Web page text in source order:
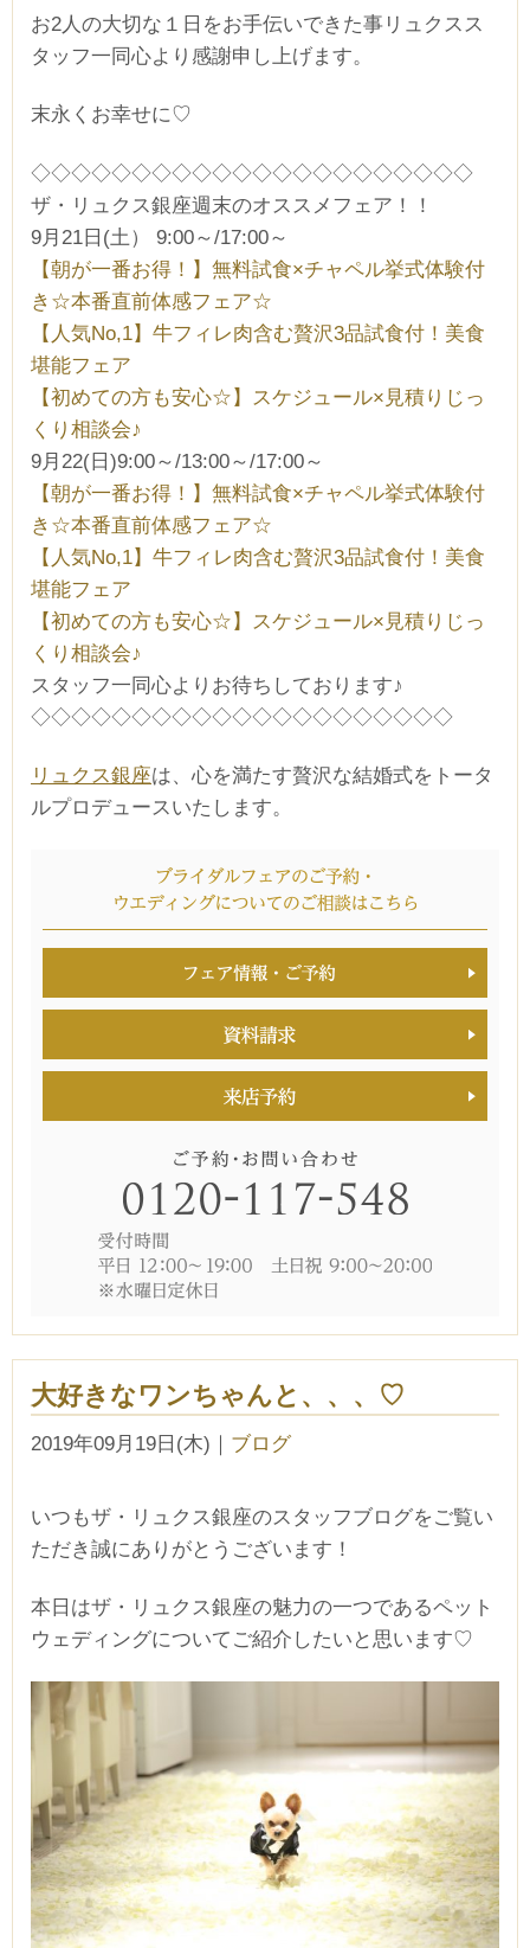
お2人の大切な１日をお手伝いできた事リュクスス
タッフ一同心より感謝申し上げます。
末永くお幸せに♡
◇◇◇◇◇◇◇◇◇◇◇◇◇◇◇◇◇◇◇◇◇◇
ザ・リュクス銀座週末のオススメフェア！！
9月21日(土） 9:00～/17:00～
【朝が一番お得！】無料試食×チャペル挙式体験付
き☆本番直前体感フェア☆
【人気No,1】牛フィレ肉含む贅沢3品試食付！美食
堪能フェア
【初めての方も安心☆】スケジュール×見積りじっ
くり相談会♪
9月22(日)9:00～/13:00～/17:00～
【朝が一番お得！】無料試食×チャペル挙式体験付
き☆本番直前体感フェア☆
【人気No,1】牛フィレ肉含む贅沢3品試食付！美食
堪能フェア
【初めての方も安心☆】スケジュール×見積りじっ
くり相談会♪
スタッフ一同心よりお待ちしております♪
◇◇◇◇◇◇◇◇◇◇◇◇◇◇◇◇◇◇◇◇◇
リュクス銀座は、心を満たす贅沢な結婚式をトータ
ルプロデュースいたします。
大好きなワンちゃんと、、、♡
2019年09月19日(木) ｜ ブログ
いつもザ・リュクス銀座のスタッフブログをご覧い
ただき誠にありがとうございます！
本日はザ・リュクス銀座の魅力の一つであるペット
ウェディングについてご紹介したいと思います♡